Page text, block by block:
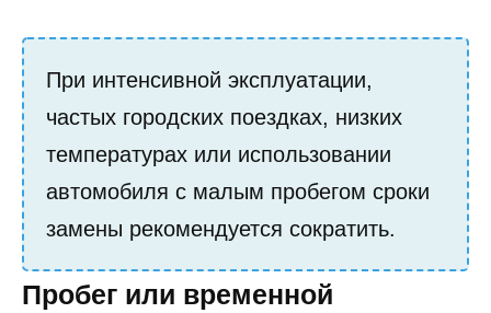
При интенсивной эксплуатации,
частых городских поездках, низких
температурах или использовании
автомобиля с малым пробегом сроки
замены рекомендуется сократить.
Пробег или временной